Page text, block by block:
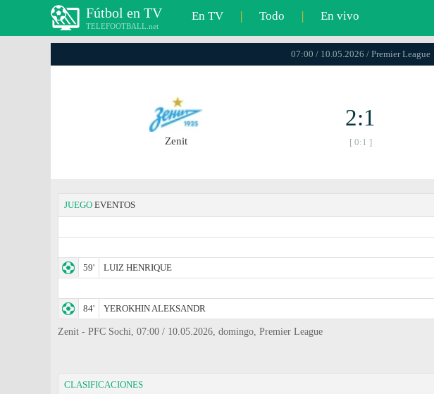
Fútbol en TV
TELEFOOTBALL.net
En TV | Todo | En vivo
07:00 / 10.05.2026 / Premier League
Zenit
2:1
[ 0:1 ]
JUEGO EVENTOS
59'
LUIZ HENRIQUE
84'
YEROKHIN ALEKSANDR
Zenit - PFC Sochi, 07:00 / 10.05.2026, domingo, Premier League
CLASIFICACIONES